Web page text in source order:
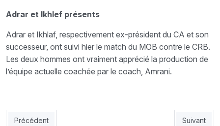
Adrar et Ikhlef présents
Adrar et Ikhlaf, respectivement ex-président du CA et son
successeur, ont suivi hier le match du MOB contre le CRB.
Les deux hommes ont vraiment apprécié la production de
l’équipe actuelle coachée par le coach, Amrani.
Article précédent : Belkalem à Trabzonspor : Signature en
Précédent Article
Suivant